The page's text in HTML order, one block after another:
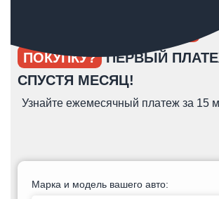
ПОКУПКУ? ПЕРВЫЙ
СПУСТЯ МЕСЯЦ!
Узнайте ежемесячный платеж за 15
Марка и модель вашего авто: